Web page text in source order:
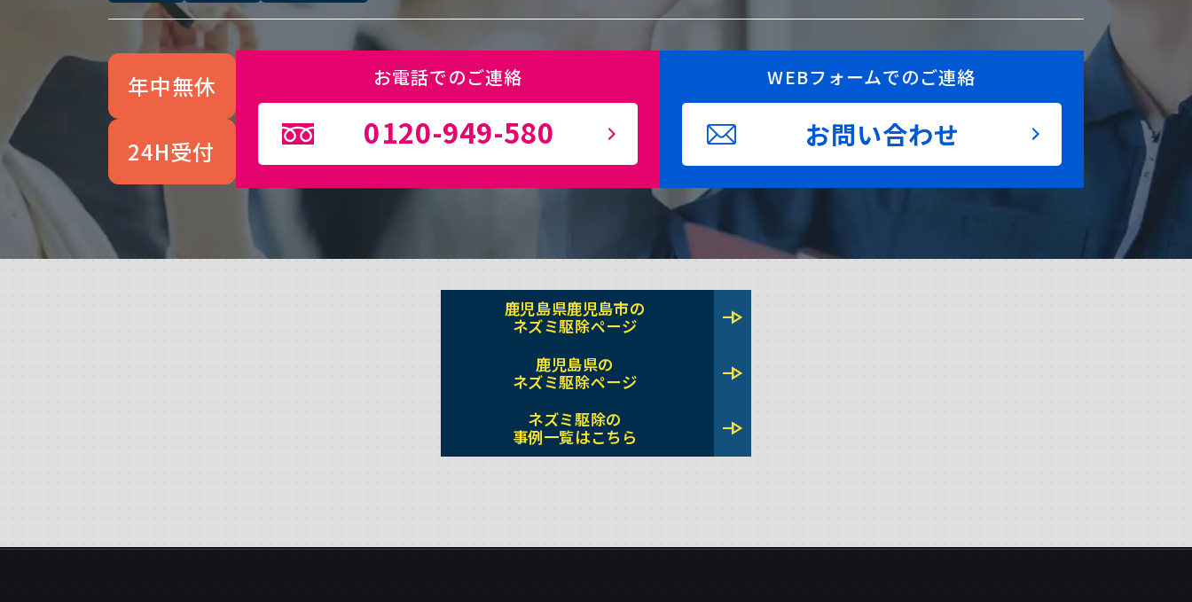
年中無休
24H受付
お電話でのご連絡
0120-949-580
WEBフォームでのご連絡
お問い合わせ
鹿児島県鹿児島市の
ネズミ駆除ページ
line_end_arrow
鹿児島県の
ネズミ駆除ページ
line_end_arrow
ネズミ駆除の
事例一覧はこちら
line_end_arrow